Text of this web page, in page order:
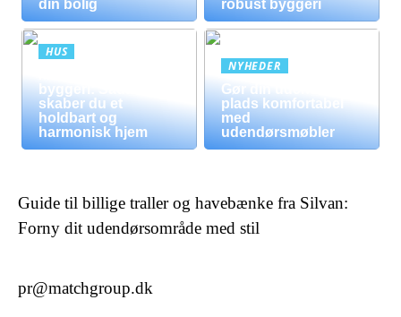
din bolig
robust byggeri
HUS
byggeri: Sådan
skaber du et
holdbart og
harmonisk hjem
NYHEDER
Gør din udendørs
plads komfortabel
med
udendørsmøbler
Guide til billige traller og havebænke fra Silvan:
Forny dit udendørsområde med stil
pr@matchgroup.dk